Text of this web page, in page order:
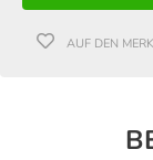
AUF DEN